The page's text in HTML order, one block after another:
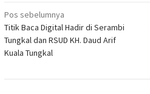
Navigasi
pos
Pos sebelumnya
Titik Baca Digital Hadir di Serambi
Tungkal dan RSUD KH. Daud Arif
Kuala Tungkal